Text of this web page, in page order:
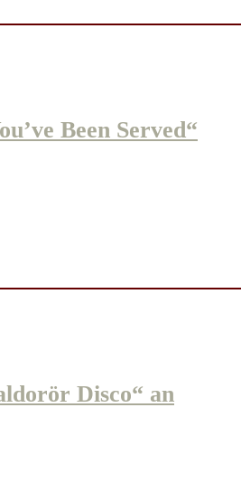
Been Served“
Disco“ an